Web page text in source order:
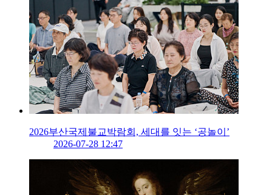
2026부산국제불교박람회, 세대를 잇는 ‘공놀이’
2026-07-28 12:47